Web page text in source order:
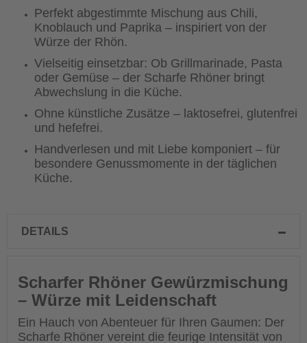
Perfekt abgestimmte Mischung aus Chili,
Knoblauch und Paprika – inspiriert von der
Würze der Rhön.
Vielseitig einsetzbar: Ob Grillmarinade, Pasta
oder Gemüse – der Scharfe Rhöner bringt
Abwechslung in die Küche.
Ohne künstliche Zusätze – laktosefrei, glutenfrei
und hefefrei.
Handverlesen und mit Liebe komponiert – für
besondere Genussmomente in der täglichen
Küche.
DETAILS
Scharfer Rhöner Gewürzmischung
– Würze mit Leidenschaft
Ein Hauch von Abenteuer für Ihren Gaumen: Der
Scharfe Rhöner vereint die feurige Intensität von